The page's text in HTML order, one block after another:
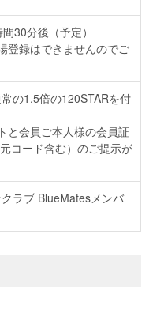
30分後（予定）
登録はできませんのでご
の1.5倍の120STARを付
と会員ご本人様の会員証
コード含む）のご提示が
ラブ BlueMatesメンバ